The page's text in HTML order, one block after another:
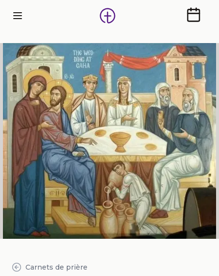
Carnets de prière